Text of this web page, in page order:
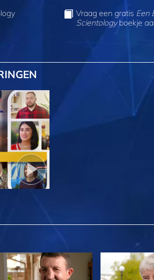
Vraag een gratis Een
Scientologyboekje